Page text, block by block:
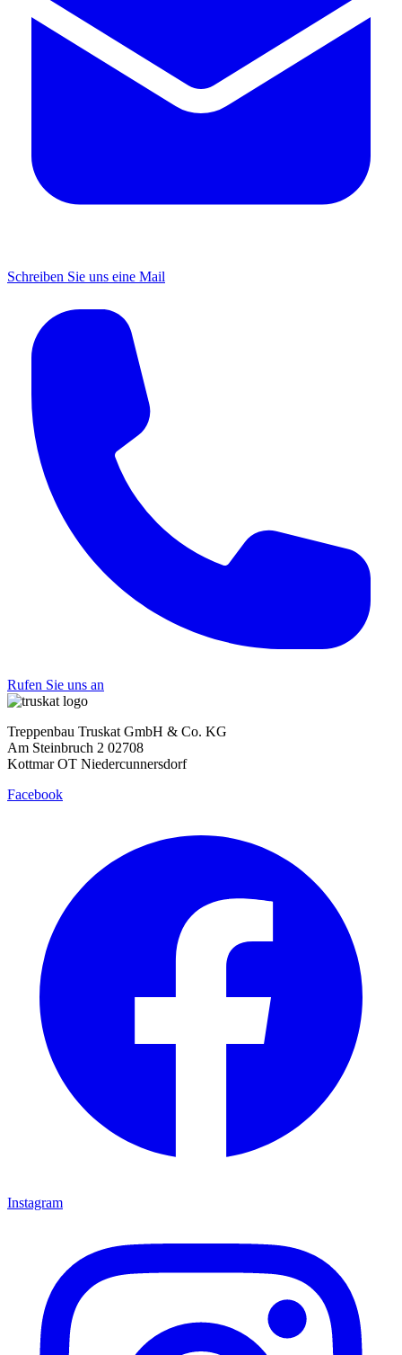
Schreiben Sie uns eine Mail
Rufen Sie uns an
Treppenbau Truskat GmbH & Co. KG
Am Steinbruch 2 02708
Kottmar OT Niedercunnersdorf
Facebook
Instagram